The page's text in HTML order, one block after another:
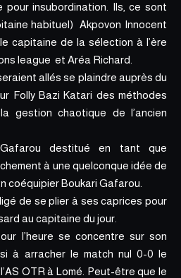
insubordination. Ils, ce sont
habituel) Akpovon Innocent
capitaine de la sélection à l’ère
league et Aréa Richard.
allés se plaindre auprès du
Folly Bazi Katari des méthodes
gestion chaotique de l’ancien
destitué en tant que
à une quelconque idée de
coéquipier Boukari Gafarou.
de se plier à ses caprices pour
au capitaine du jour.
l’heure se concentre sur son
à arracher le match nul 0-0 le
OTR à Lomé. Peut-être que le